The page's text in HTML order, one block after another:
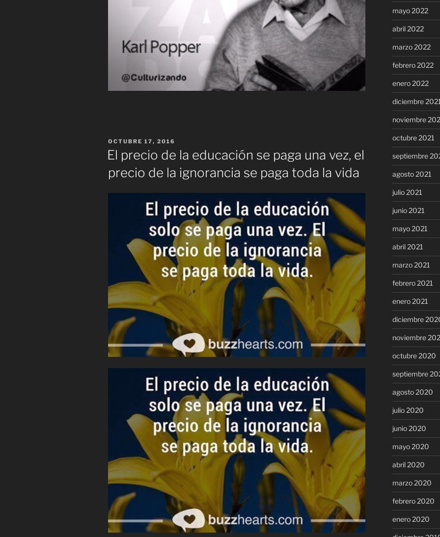
PUBLICADO
EL
OCTUBRE 17, 2016
El precio de la educación se paga una vez, el
precio de la ignorancia se paga toda la vida
mayo 2022
abril 2022
marzo 2022
febrero 2022
enero 2022
diciembre
noviembre
octubre 2021
septiembre
agosto 2021
julio 2021
junio 2021
mayo 2021
abril 2021
marzo 2021
febrero 2021
enero 2021
diciembre
noviembre
octubre 2020
septiembre
agosto 2020
julio 2020
junio 2020
mayo 2020
abril 2020
marzo 2020
febrero 2020
enero 2020